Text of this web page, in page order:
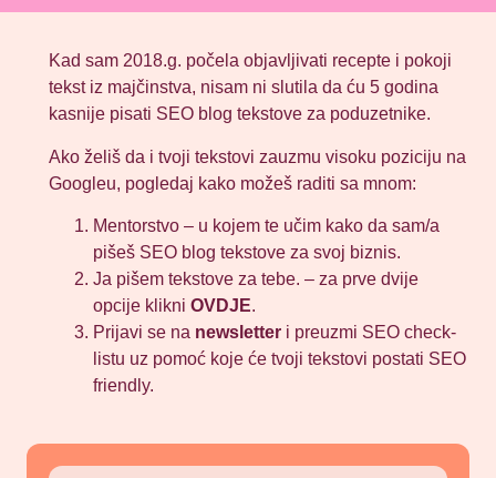
Kad sam 2018.g. počela objavljivati recepte i pokoji
tekst iz majčinstva, nisam ni slutila da ću 5 godina
kasnije pisati SEO blog tekstove za poduzetnike.
Ako želiš da i tvoji tekstovi zauzmu visoku poziciju na
Googleu, pogledaj kako možeš raditi sa mnom:
Mentorstvo – u kojem te učim kako da sam/a
pišeš SEO blog tekstove za svoj biznis.
Ja pišem tekstove za tebe. – za prve dvije
opcije klikni OVDJE.
Prijavi se na newsletter i preuzmi SEO check-
listu uz pomoć koje će tvoji tekstovi postati SEO
friendly.